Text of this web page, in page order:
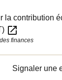
la contribution
open_in_new
finances
Signaler une